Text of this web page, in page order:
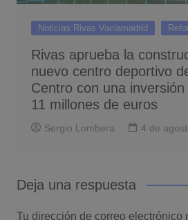
Noticias Rivas Vaciamadrid
Rivas aprueba la
nuevo centro deportivo
Centro con una
11 millones de euros
Sergio Lombera 4 de
Deja una respuesta
Tu dirección de correo electrónico